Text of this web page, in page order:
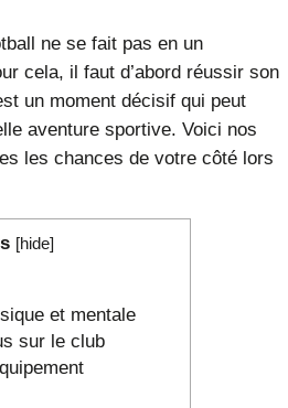
ne se fait pas en un
cela, il faut d’abord réussir son
un moment décisif qui peut
aventure sportive. Voici nos
les chances de votre côté lors
[hide]
et mentale
sur le club